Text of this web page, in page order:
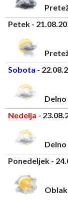
Petek -
Sobota -
Nedelja -
Ponedeljek -